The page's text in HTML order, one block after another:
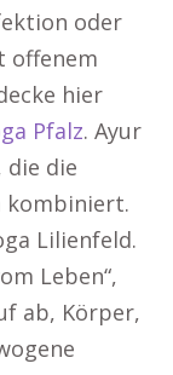
oder
offenem
hier
Pfalz. Ayur
die die
kombiniert.
Lilienfeld.
Leben“,
ab, Körper,